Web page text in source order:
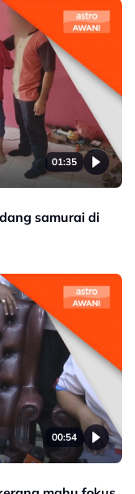
01:35
samurai di
00:54